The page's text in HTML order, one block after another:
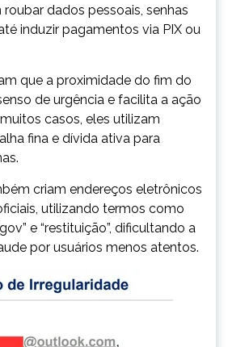
dados pessoais, senhas
induzir pagamentos via PIX ou
que a proximidade do fim do
de urgência e facilita a ação
casos, eles utilizam
fina e dívida ativa para
criam endereços eletrônicos
utilizando termos como
e “restituição”, dificultando a
por usuários menos atentos.